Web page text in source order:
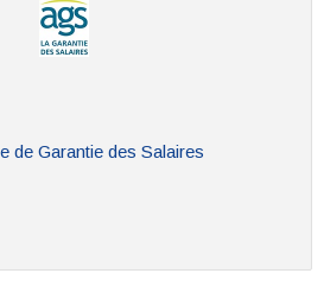
de Garantie des Salaires